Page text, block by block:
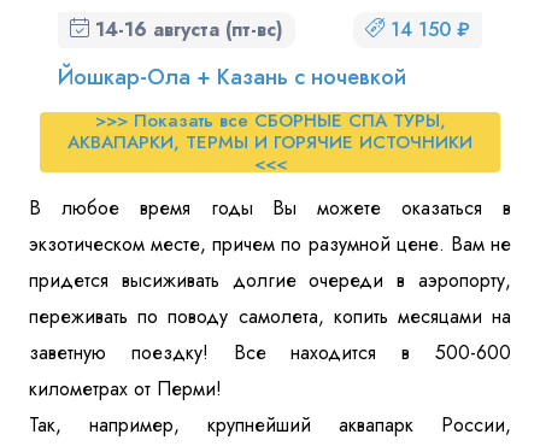
14-16 августа (пт-вс) 14 150 ₽
Йошкар-Ола + Казань с ночевкой
>>> Показать все СБОРНЫЕ СПА ТУРЫ,
АКВАПАРКИ, ТЕРМЫ И ГОРЯЧИЕ ИСТОЧНИКИ
<<<
В любое время годы Вы можете оказаться в
экзотическом месте, причем по разумной цене. Вам не
придется высиживать долгие очереди в аэропорту,
переживать по поводу самолета, копить месяцами на
заветную поездку! Все находится в 500-600
километрах от Перми!
Так, например, крупнейший аквапарк России,